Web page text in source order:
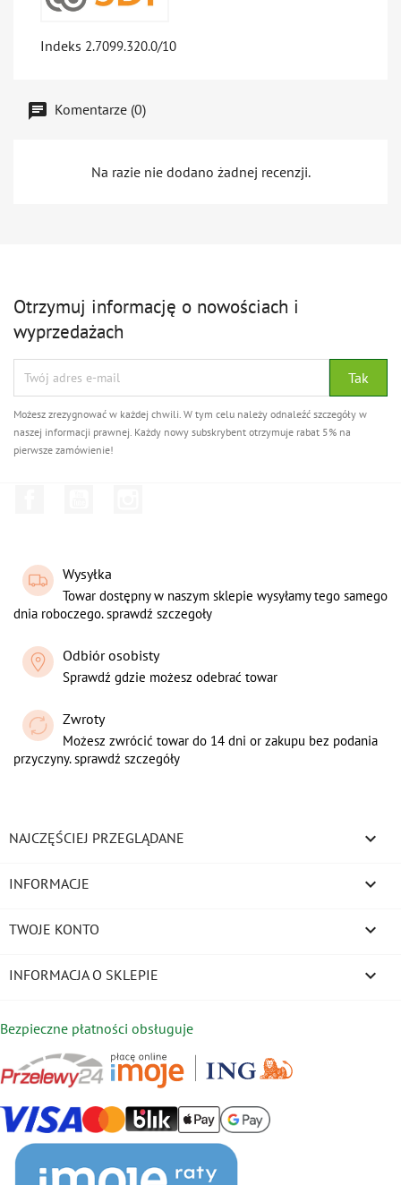
Indeks 2.7099.320.0/10
Komentarze (0)
Na razie nie dodano żadnej recenzji.
Otrzymuj informację o nowościach i
wyprzedażach
Możesz zrezygnować w każdej chwili. W tym celu należy odnaleźć szczegóły w
naszej informacji prawnej. Każdy nowy subskrybent otrzymuje rabat 5% na
pierwsze zamówienie!
Wysyłka
Towar dostępny w naszym sklepie wysyłamy tego samego
dnia roboczego. sprawdź szczegoły
Odbiór osobisty
Sprawdź gdzie możesz odebrać towar
Zwroty
Możesz zwrócić towar do 14 dni or zakupu bez podania
przyczyny. sprawdź szczegóły
NAJCZĘŚCIEJ PRZEGLĄDANE 
INFORMACJE 
TWOJE KONTO 
INFORMACJA O SKLEPIE keyboard_arrow_down
Bezpieczne płatności obsługuje